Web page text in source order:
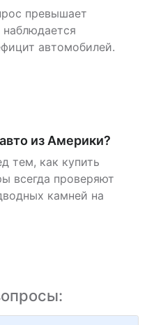
превышает
автомобилей.
из Америки?
тем, как купить
всегда проверяют
камней на